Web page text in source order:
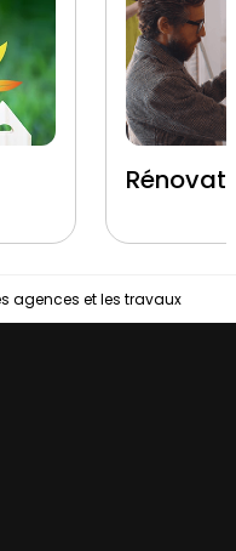
agences et les travaux